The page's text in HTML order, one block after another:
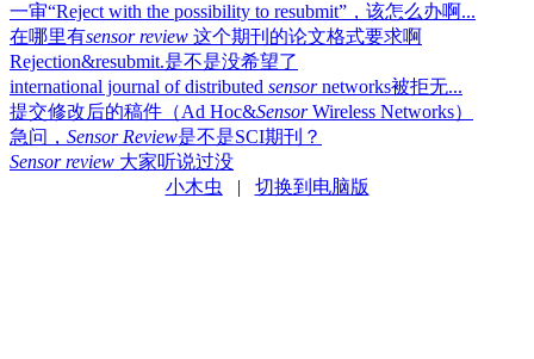
一审“Reject with the possibility to resubmit”，该怎么办啊...
在哪里有sensor review 这个期刊的论文格式要求啊
Rejection&resubmit.是不是没希望了
international journal of distributed sensornetworks被拒无...
提交修改后的稿件（Ad Hoc&SensorWireless Networks）
急问， Sensor Review是不是SCI期刊？
Sensor review 大家听说过没
小木虫 | 切换到电脑版